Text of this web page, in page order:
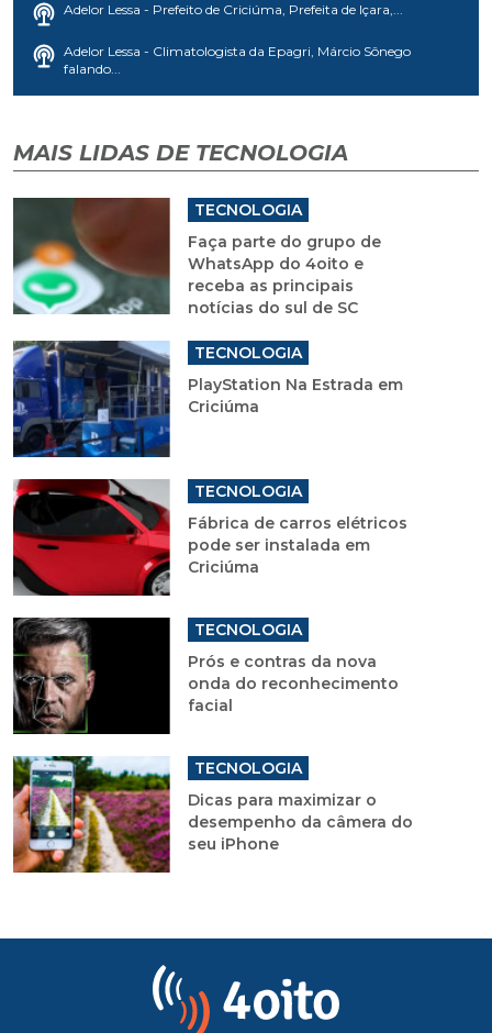
Adelor Lessa - Prefeito de Criciúma, Prefeita de Içara,...
Adelor Lessa - Climatologista da Epagri, Márcio Sônego
falando...
MAIS LIDAS DE TECNOLOGIA
TECNOLOGIA
Faça parte do grupo de
WhatsApp do 4oito e
receba as principais
notícias do sul de SC
TECNOLOGIA
PlayStation Na Estrada em
Criciúma
TECNOLOGIA
Fábrica de carros elétricos
pode ser instalada em
Criciúma
TECNOLOGIA
Prós e contras da nova
onda do reconhecimento
facial
TECNOLOGIA
Dicas para maximizar o
desempenho da câmera do
seu iPhone